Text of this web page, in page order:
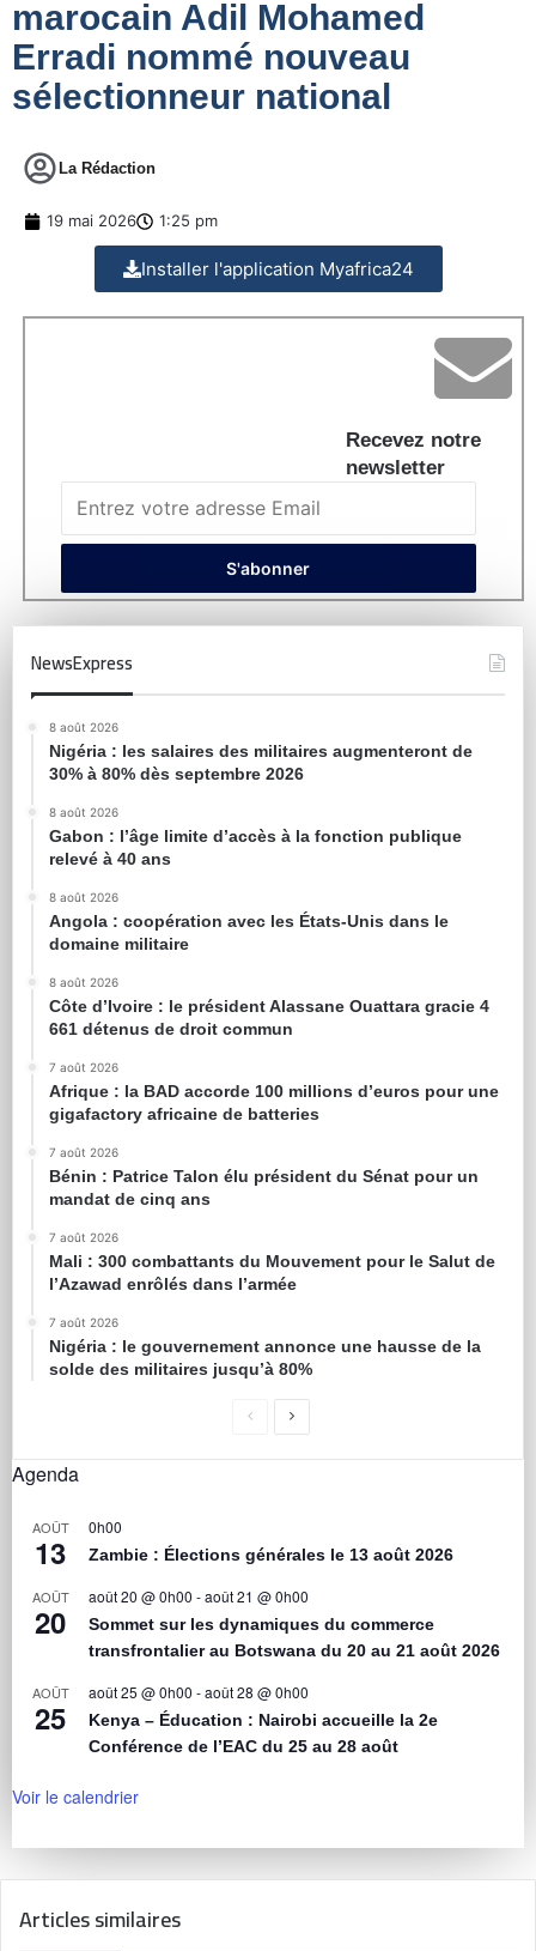
marocain Adil Mohamed
Erradi nommé nouveau
sélectionneur national
La Rédaction
19 mai 2026 1:25 pm
Installer l'application Myafrica24
Recevez notre
newsletter
NewsExpress
8 août 2026
Nigéria : les salaires des militaires augmenteront de
30% à 80% dès septembre 2026
8 août 2026
Gabon : l’âge limite d’accès à la fonction publique
relevé à 40 ans
8 août 2026
Angola : coopération avec les États-Unis dans le
domaine militaire
8 août 2026
Côte d’Ivoire : le président Alassane Ouattara gracie 4
661 détenus de droit commun
7 août 2026
Afrique : la BAD accorde 100 millions d’euros pour une
gigafactory africaine de batteries
7 août 2026
Bénin : Patrice Talon élu président du Sénat pour un
mandat de cinq ans
7 août 2026
Mali : 300 combattants du Mouvement pour le Salut de
l’Azawad enrôlés dans l’armée
7 août 2026
Nigéria : le gouvernement annonce une hausse de la
solde des militaires jusqu’à 80%
Agenda
AOÛT
13
0h00
Zambie : Élections générales le 13 août 2026
AOÛT
20
août 20 @ 0h00 -août 21 @ 0h00
Sommet sur les dynamiques du commerce
transfrontalier au Botswana du 20 au 21 août 2026
AOÛT
25
août 25 @ 0h00 -août 28 @ 0h00
Kenya – Éducation : Nairobi accueille la 2e
Conférence de l’EAC du 25 au 28 août
Voir le calendrier
Articles similaires